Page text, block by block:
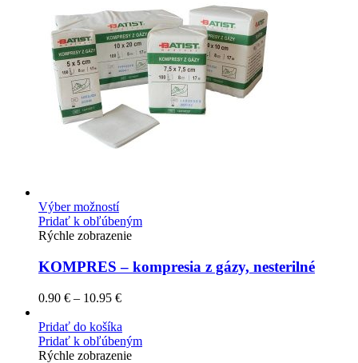
Výber možností
Pridať k obľúbeným
Rýchle zobrazenie
KOMPRES – kompresia z gázy, nesterilné
0.90 € – 10.95 €
Pridať do košíka
Pridať k obľúbeným
Rýchle zobrazenie